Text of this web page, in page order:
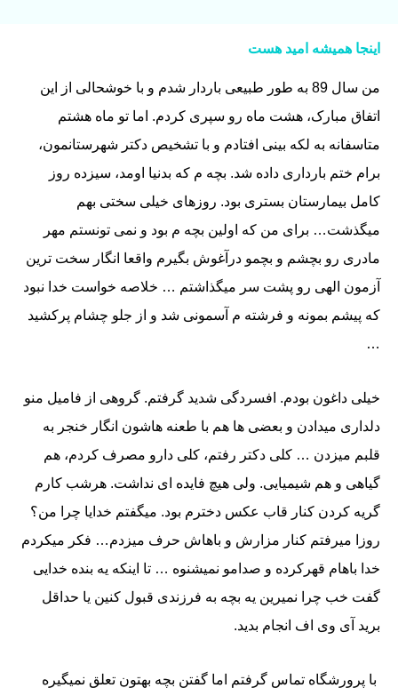
اینجا همیشه امید هست
من سال 89 به طور طبیعی باردار شدم و با خوشحالی از این
اتفاق مبارک، هشت ماه رو سپری کردم. اما تو ماه هشتم
متاسفانه به لکه بینی افتادم و با تشخیص دکتر شهرستانمون،
برام ختم بارداری داده شد. بچه م که بدنیا اومد، سیزده روز
کامل بیمارستان بستری بود. روزهای خیلی سختی بهم
میگذشت… برای من که اولین بچه م بود و نمی تونستم مهر
مادری رو بچشم و بچمو درآغوش بگیرم واقعا انگار سخت ترین
آزمون الهی رو پشت سر میگذاشتم … خلاصه خواست خدا نبود
که پیشم بمونه و فرشته م آسمونی شد و از جلو چشام پرکشید
…
خیلی داغون بودم. افسردگی شدید گرفتم. گروهی از فامیل منو
دلداری میدادن و بعضی ها هم با طعنه هاشون انگار خنجر به
قلبم میزدن … کلی دکتر رفتم، کلی دارو مصرف کردم، هم
گیاهی و هم شیمیایی. ولی هیچ فایده ای نداشت. هرشب کارم
گریه کردن کنار قاب عکس دخترم بود. میگفتم خدایا چرا من؟
روزا میرفتم کنار مزارش و باهاش حرف میزدم… فکر میکردم
خدا باهام قهرکرده و صدامو نمیشنوه … تا اینکه یه بنده خدایی
گفت خب چرا نمیرین یه بچه به فرزندی قبول کنین یا حداقل
برید آی وی اف انجام بدید.
با پرورشگاه تماس گرفتم اما گفتن بچه بهتون تعلق نمیگیره